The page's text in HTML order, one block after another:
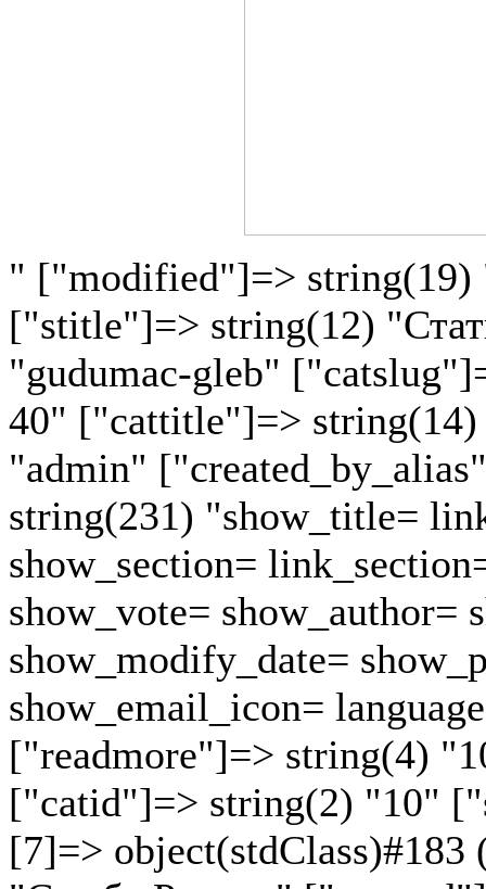
" ["modified"]=> string(19)
["stitle"]=> string(12)
"gudumac-gleb"
40" ["cattitle"]=>
"admin"
string(231) "show_title=
show_section=
show_vote= show_author=
show_modify_date=
show_email_icon=
["readmore"]=> string(4)
["catid"]=> string(2) "10"
[7]=>